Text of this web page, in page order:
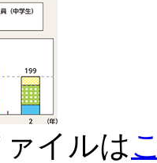
イルは